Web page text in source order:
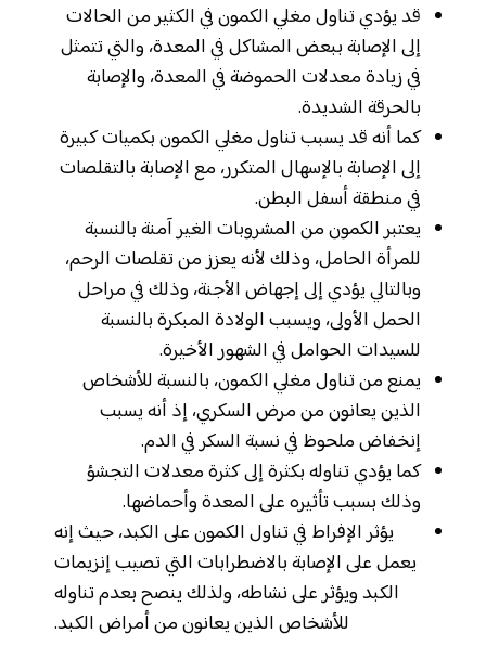
قد يؤدي تناول مغلي الكمون في الكثير من الحالات
إلى الإصابة ببعض المشاكل في المعدة، والتي تتمثل
في زيادة معدلات الحموضة في المعدة، والإصابة
بالحرقة الشديدة.
كما أنه قد يسبب تناول مغلي الكمون بكميات كبيرة
إلى الإصابة بالإسهال المتكرر، مع الإصابة بالتقلصات
في منطقة أسفل البطن.
يعتبر الكمون من المشروبات الغير آمنة بالنسبة
للمرأة الحامل، وذلك لأنه يعزز من تقلصات الرحم،
وبالتالي يؤدي إلى إجهاض الأجنة، وذلك في مراحل
الحمل الأولى، ويسبب الولادة المبكرة بالنسبة
للسيدات الحوامل في الشهور الأخيرة.
يمنع من تناول مغلي الكمون، بالنسبة للأشخاص
الذين يعانون من مرض السكري، إذ أنه يسبب
إنخفاض ملحوظ في نسبة السكر في الدم.
كما يؤدي تناوله بكثرة إلى كثرة معدلات التجشؤ
وذلك بسبب تأثيره على المعدة وأحماضها.
يؤثر الإفراط في تناول الكمون على الكبد، حيث إنه
يعمل على الإصابة بالاضطرابات التي تصيب إنزيمات
الكبد ويؤثر على نشاطه، ولذلك ينصح بعدم تناوله
للأشخاص الذين يعانون من أمراض الكبد.